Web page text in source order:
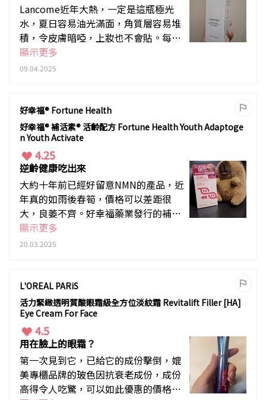
Lancome近年大熱，一定是這瓶極光
水，夏日容易油光滿面，角質層容易堆
積，令皮膚暗啞，上妝也不會貼。每日
洗面後，搖勻這瓶極光水，入面胖胖的
發泡棒會激活成份，倒在棉花上濕抹皮
感，是一款超時代的產品。
顯示更多
09.04.2025
好幸福® Fortune Health
好幸福® 補活素® 活齡配方 Fortune Health Youth Adaptoge
n Youth Activate
4.25
逆齡健康吃出來
大約十年前已經好留意NMN的產品，近
年真的如雨後春筍，價格可以差距很
大，良萎不齊。好幸福藥業發行的補活
素，我很放心，品質絕對有保證。服用
兩星期，個人覺得睡眠質素有改善，起
了「吃」的保養品。
顯示更多
20.03.2025
L'OREAL PARiS
活力緊緻透明質酸眼霜級全方位淡紋霜 Revitalift Filler [HA]
Eye Cream For Face
4.5
用在臉上的眼霜？
第一次見到它，已給它的成份擊倒，媲
美專櫃品牌的玻色因抗衰老成份，成份
高得令人吃驚，可以如此優惠的價格去